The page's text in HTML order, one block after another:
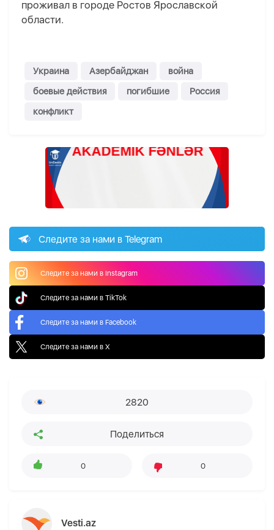
проживал в городе Ростов Ярославской
области.
Украина Азербайджан
война
боевые действия
погибшие
Россия
конфликт
Следите за нами в Telegram
Следите за нами в Instagram
Следите за нами в TikTok
Следите за нами в Facebook
Следите за нами в X
2820
Поделиться
0 0
Vesti.az